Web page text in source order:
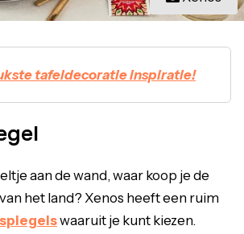
tafeldecoratie inspiratie!
aan de wand, waar koop je de
het land? Xenos heeft een ruim
spiegelswaaruit je kunt kiezen.